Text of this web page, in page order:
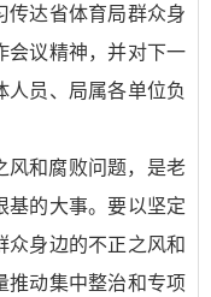
传达省体育局群众身
会议精神，并对下一
人员、局属各单位负
风和腐败问题，是老
基的大事。要以坚定
众身边的不正之风和
推动集中整治和专项